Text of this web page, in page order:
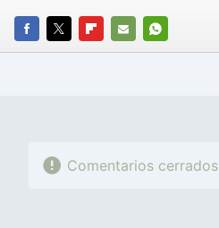
FACEBOOK
TWITTERFLIPBOARD
E-
WHATSAPP
Comentarios cerrados